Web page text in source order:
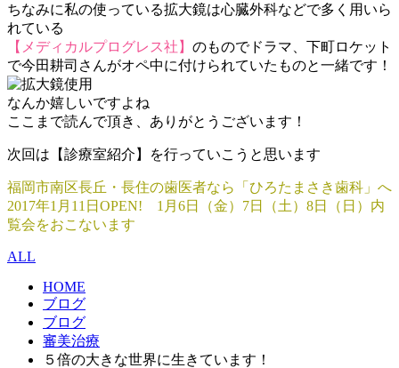
ちなみに私の使っている拡大鏡は心臓外科などで多く用いら
れている
【メディカルプログレス社】 のものでドラマ、下町ロケット
で今田耕司さんがオペ中に付けられていたものと一緒です！
なんか嬉しいですよね
ここまで読んで頂き、ありがとうございます！
次回は【診療室紹介】を行っていこうと思います
福岡市南区長丘・長住の歯医者なら「ひろたまさき歯科」へ
2017年1月11日OPEN! 1月6日（金）7日（土）8日（日）内
覧会をおこないます
ALL
HOME
ブログ
ブログ
審美治療
５倍の大きな世界に生きています！